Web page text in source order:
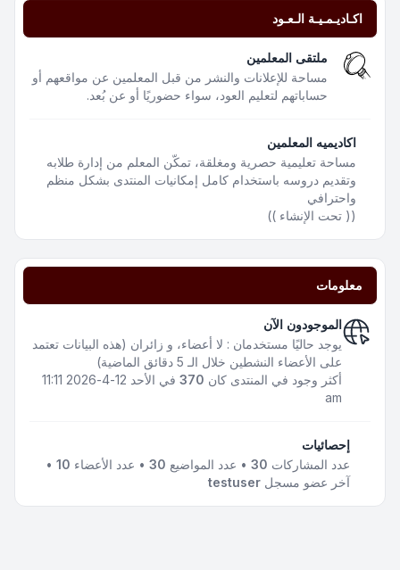
اكـاديـمـيـة الـعـود
ملتقى المعلمين
مساحة للإعلانات والنشر من قبل المعلمين عن مواقعهم أو
حساباتهم لتعليم العود، سواء حضوريًا أو عن بُعد.
اكاديميه المعلمين
مساحة تعليمية حصرية ومغلقة، تمكّن المعلم من إدارة طلابه
وتقديم دروسه باستخدام كامل إمكانيات المنتدى بشكل منظم
واحترافي
(( تحت الإنشاء ))
معلومات
الموجودون الآن
يوجد حاليًا مستخدمان : لا أعضاء، و زائران (هذه البيانات تعتمد
على الأعضاء النشطين خلال الـ 5 دقائق الماضية)
أكثر وجود في المنتدى كان 370
في الأحد 12-4-2026 11:11
am
إحصائيات
عدد المشاركات 30• عدد المواضيع 30• عدد الأعضاء 10
•
آخر عضو مسجل testuser